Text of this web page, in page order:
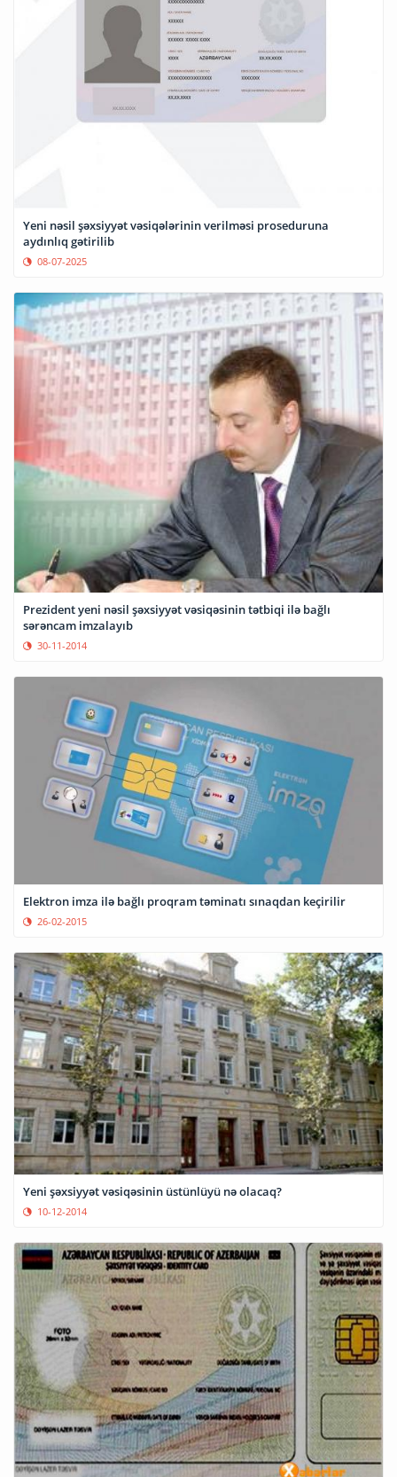
Yeni nəsil şəxsiyyət vəsiqələrinin verilməsi proseduruna
aydınlıq gətirilib
08-07-2025
Prezident yeni nəsil şəxsiyyət vəsiqəsinin tətbiqi ilə bağlı
sərəncam imzalayıb
30-11-2014
Elektron imza ilə bağlı proqram təminatı sınaqdan keçirilir
26-02-2015
Yeni şəxsiyyət vəsiqəsinin üstünlüyü nə olacaq?
10-12-2014